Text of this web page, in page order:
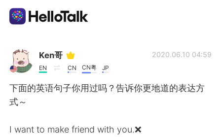
Aplicación de intercambio de idiomas
AI Grammar Checker
Español
Ken哥
EN CN CN粤 JP
2020.06.10 04:59
下面的英语句子你用过吗？告诉你更地道的表达方
式～
I want to make friend with you.❌